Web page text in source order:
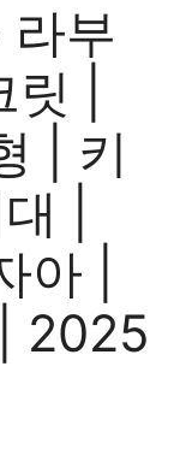
부
|
| 키
|
|
2025